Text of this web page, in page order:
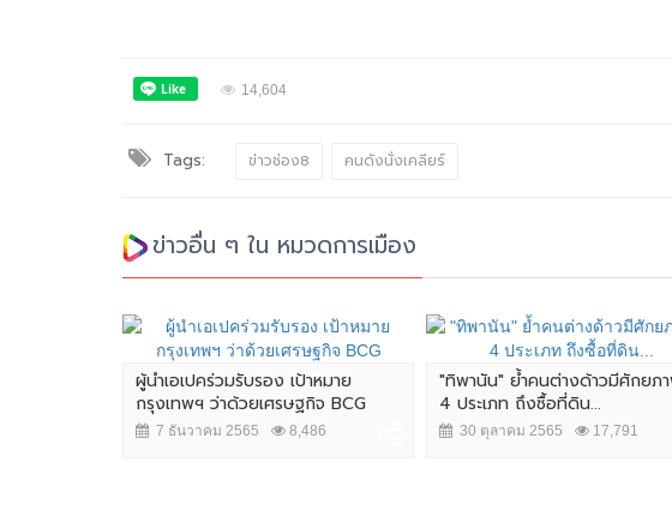
14,604
Tags: ข่าวช่อง8 คนดังนั่งเคลียร์
ข่าวอื่น ๆ ใน หมวดการเมือง
ผู้นำเอเปคร่วมรับรอง เป้าหมาย
กรุงเทพฯ ว่าด้วยเศรษฐกิจ BCG
7 ธันวาคม 2565 8,486
"ทิพานัน" ย้ำคนต่างด้าวมีศักยภ
4 ประเภท ถึงซื้อที่ดิน...
30 ตุลาคม 2565 17,791